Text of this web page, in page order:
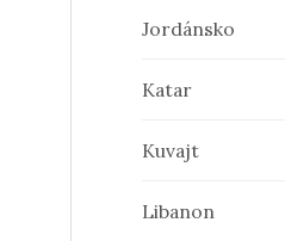
Jordánsko
Katar
Kuvajt
Libanon